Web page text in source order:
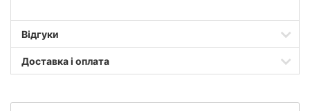
Відгуки
Доставка і оплата